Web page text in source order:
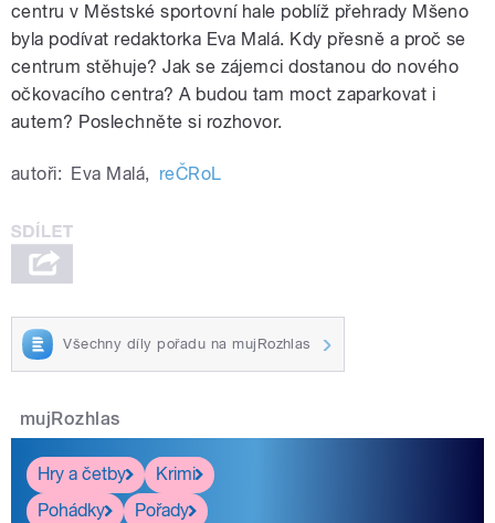
centru v Městské sportovní hale poblíž přehrady Mšeno
byla podívat redaktorka Eva Malá. Kdy přesně a proč se
centrum stěhuje? Jak se zájemci dostanou do nového
očkovacího centra? A budou tam moct zaparkovat i
autem? Poslechněte si rozhovor.
autoři: Eva Malá, reČRoL
Všechny díly pořadu na mujRozhlas
mujRozhlas
Hry a četby
Krimi
Pohádky
Pořady